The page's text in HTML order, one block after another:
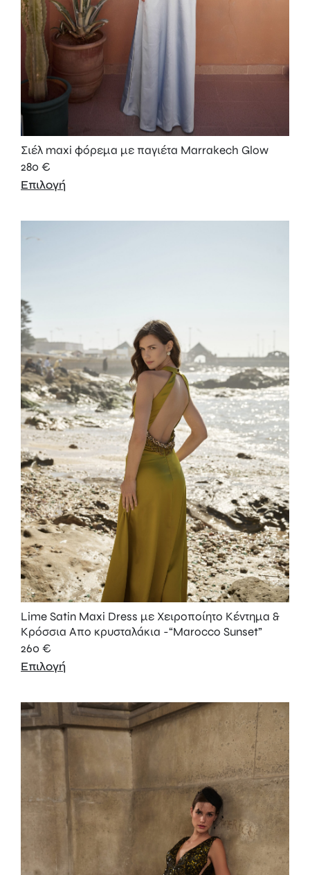
Σιέλ maxi φόρεμα με παγιέτα Marrakech Glow
280 €
Επιλογή
Lime Satin Maxi Dress με Χειροποίητο Κέντημα &
Κρόσσια Aπο κρυσταλάκια -“Marocco Sunset”
260 €
Επιλογή